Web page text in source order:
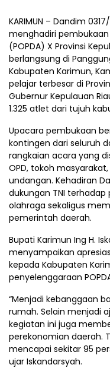
KARIMUN – Dandim
menghadiri pembukaan
(POPDA) X Provinsi
berlangsung di
Kabupaten Karimun,
pelajar terbesar di
Gubernur Kepulauan
1.325 atlet dari tujuh
Upacara pembukaan
kontingen dari seluruh
rangkaian acara yang
OPD, tokoh
undangan. Kehadiran
dukungan TNI
olahraga sekaligus
pemerintah daerah.
Bupati Karimun Ing H.
menyampaikan
kepada Kabupaten
penyelenggaraan
“Menjadi kebanggaan
rumah. Selain menjadi
kegiatan ini juga
perekonomian daerah.
mencapai sekitar 95
ujar Iskandarsyah.